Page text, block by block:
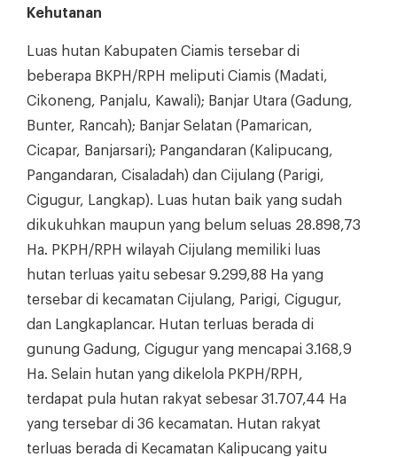
Kehutanan
Luas hutan Kabupaten Ciamis tersebar di
beberapa BKPH/RPH meliputi Ciamis (Madati,
Cikoneng, Panjalu, Kawali); Banjar Utara (Gadung,
Bunter, Rancah); Banjar Selatan (Pamarican,
Cicapar, Banjarsari); Pangandaran (Kalipucang,
Pangandaran, Cisaladah) dan Cijulang (Parigi,
Cigugur, Langkap). Luas hutan baik yang sudah
dikukuhkan maupun yang belum seluas 28.898,73
Ha. PKPH/RPH wilayah Cijulang memiliki luas
hutan terluas yaitu sebesar 9.299,88 Ha yang
tersebar di kecamatan Cijulang, Parigi, Cigugur,
dan Langkaplancar. Hutan terluas berada di
gunung Gadung, Cigugur yang mencapai 3.168,9
Ha. Selain hutan yang dikelola PKPH/RPH,
terdapat pula hutan rakyat sebesar 31.707,44 Ha
yang tersebar di 36 kecamatan. Hutan rakyat
terluas berada di Kecamatan Kalipucang yaitu